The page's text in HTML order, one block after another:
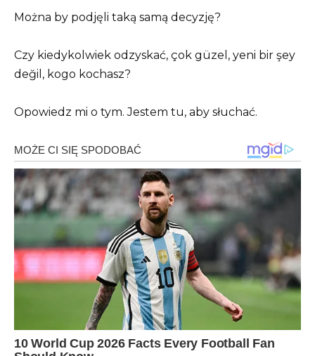
Można by podjęli taką samą decyzję?
Czy kiedykolwiek odzyskać, çok güzel, yeni bir şey
değil, kogo kochasz?
Opowiedz mi o tym. Jestem tu, aby słuchać.